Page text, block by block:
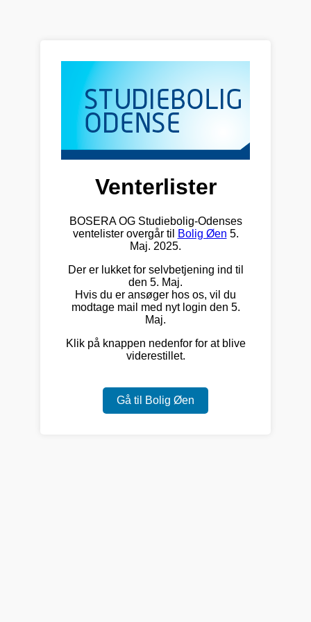
Venterlister
BOSERA OG Studiebolig-Odenses
ventelister overgår til
Bolig Øen 5.
Maj. 2025.
Der er lukket for selvbetjening ind til
den 5. Maj.
Hvis du er ansøger hos os, vil du
modtage mail med nyt login den 5.
Maj.
Klik på knappen nedenfor for at blive
viderestillet.
Gå til Bolig Øen